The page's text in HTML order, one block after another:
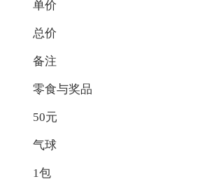
单价
总价
备注
零食与奖品
50元
气球
1包